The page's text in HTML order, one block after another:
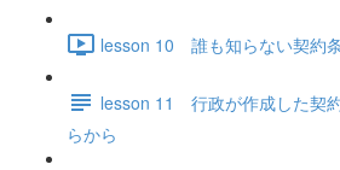
lesson 10 誰も知らない契約
lesson 11 行政が作成した契
らから